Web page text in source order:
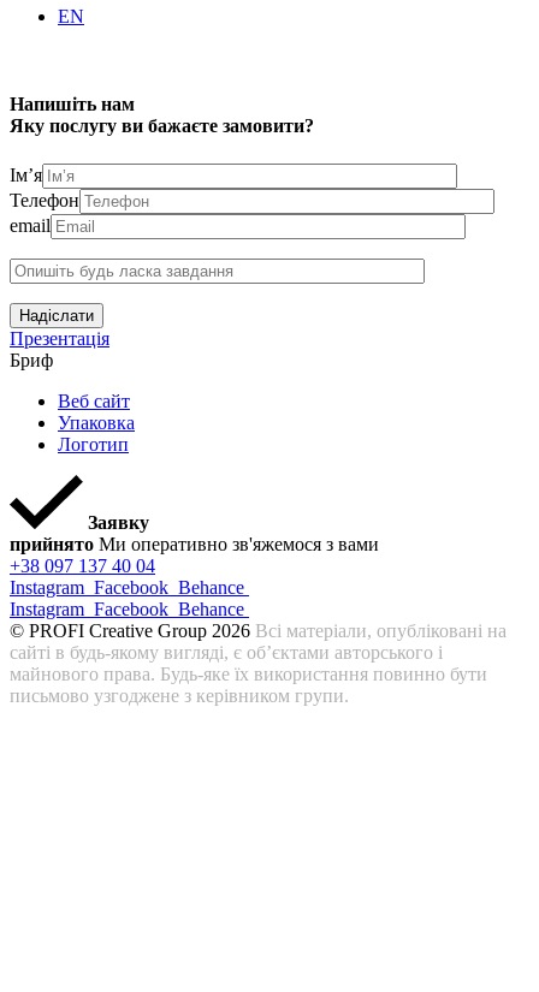
EN
Напишіть нам
Яку послугу ви бажаєте замовити?
Ім’я
Телефон
email
Надіслати
Презентація
Бриф
Веб сайт
Упаковка
Логотип
Заявку
прийнято Ми оперативно зв'яжемося з вами
+38 097 137 40 04
Instagram Facebook Behance
Instagram Facebook Behance
© PROFI Creative Group 2026 Всі матеріали, опубліковані на
сайті в будь-якому вигляді, є об’єктами авторського і
майнового права. Будь-яке їх використання повинно бути
письмово узгоджене з керівником групи.